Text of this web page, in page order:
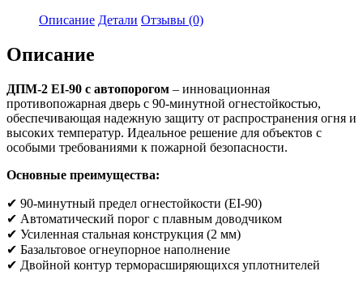
Описание Детали Отзывы (0)
Описание
ДПМ-2 EI-90 с автопорогом – инновационная
противопожарная дверь с 90-минутной огнестойкостью,
обеспечивающая надежную защиту от распространения огня и
высоких температур. Идеальное решение для объектов с
особыми требованиями к пожарной безопасности.
Основные преимущества:
✔ 90-минутный предел огнестойкости (EI-90)
✔ Автоматический порог с плавным доводчиком
✔ Усиленная стальная конструкция (2 мм)
✔ Базальтовое огнеупорное наполнение
✔ Двойной контур терморасширяющихся уплотнителей